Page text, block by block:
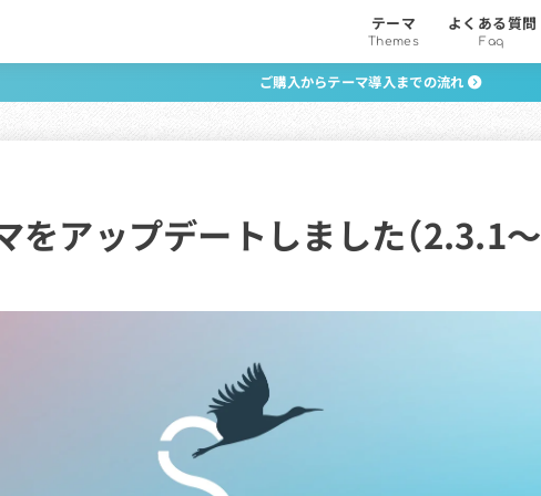
テーマ
Themes
よくある質問
Faq
ご購入からテーマ導入までの流れ
をアップデートしました（2.3.1〜